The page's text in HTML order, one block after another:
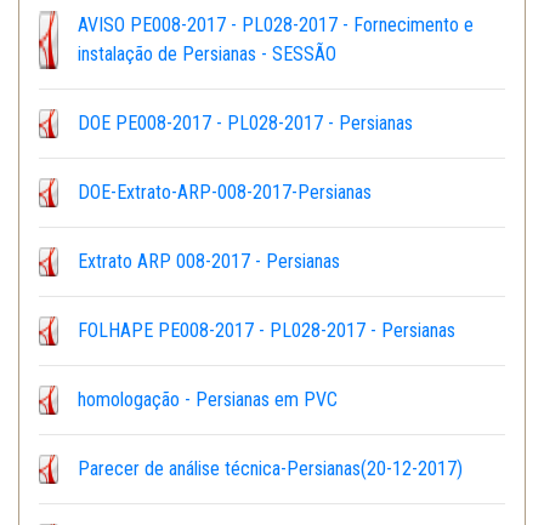
AVISO PE008-2017 - PL028-2017 - Fornecimento e
instalação de Persianas - SESSÃO
DOE PE008-2017 - PL028-2017 - Persianas
DOE-Extrato-ARP-008-2017-Persianas
Extrato ARP 008-2017 - Persianas
FOLHAPE PE008-2017 - PL028-2017 - Persianas
homologação - Persianas em PVC
Parecer de análise técnica-Persianas(20-12-2017)